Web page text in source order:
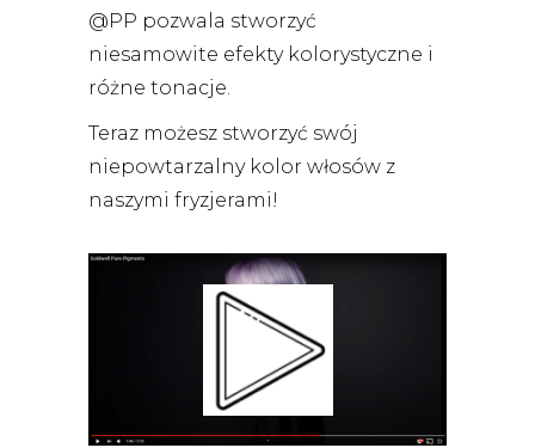
@PP pozwala stworzyć
niesamowite efekty kolorystyczne i
różne tonacje.
Teraz możesz stworzyć swój
niepowtarzalny kolor włosów z
naszymi fryzjerami!